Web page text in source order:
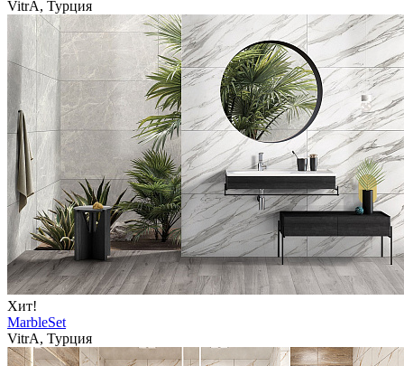
VitrA, Турция
Хит!
MarbleSet
VitrA, Турция